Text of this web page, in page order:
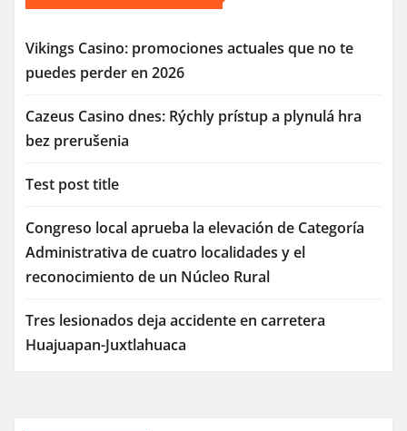
Vikings Casino: promociones actuales que no te
puedes perder en 2026
Cazeus Casino dnes: Rýchly prístup a plynulá hra
bez prerušenia
Test post title
Congreso local aprueba la elevación de Categoría
Administrativa de cuatro localidades y el
reconocimiento de un Núcleo Rural
Tres lesionados deja accidente en carretera
Huajuapan-Juxtlahuaca